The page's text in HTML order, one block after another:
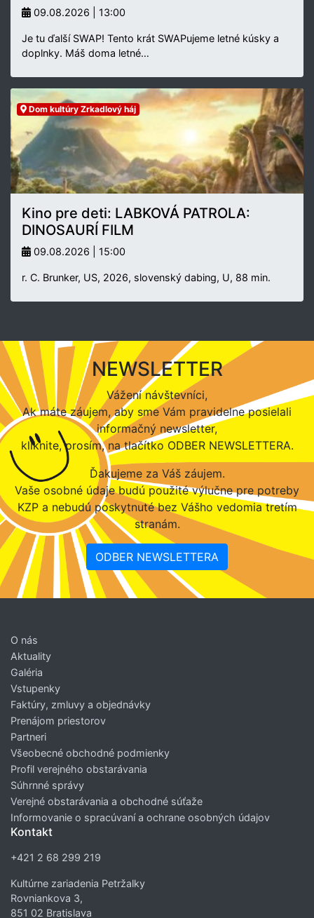
09.08.2026 | 13:00
Je tu ďalší SWAP! Tento krát SWAPujeme letné kúsky a
doplnky. Máš doma letné…
Dom kultúry Zrkadlový háj
Kino pre deti: LABKOVÁ PATROLA:
DINOSAURÍ FILM
09.08.2026 | 15:00
r. C. Brunker, US, 2026, slovenský dabing, U, 88 min.
NEWSLETTER
Vážení návštevníci,
Ak máte záujem, aby sme Vám pravidelne posielali
informačný newsletter,
kliknite, prosím, na tlačítko ODBER NEWSLETTERA.
Ďakujeme za Váš záujem.
Vaše osobné údaje budú použité výlučne pre potreby
KZP a nebudú poskytnuté bez Vášho vedomia tretím
stranám.
ODBER NEWSLETTERA
O nás
Aktuality
Galéria
Vstupenky
Faktúry, zmluvy a objednávky
Prenájom priestorov
Partneri
Všeobecné obchodné podmienky
Profil verejného obstarávania
Súhrnné správy
Verejné obstarávania a obchodné súťaže
Informovanie o spracúvaní a ochrane osobných údajov
Kontakt
+421 2 68 299 219
Kultúrne zariadenia Petržalky
Rovniankova 3,
851 02 Bratislava